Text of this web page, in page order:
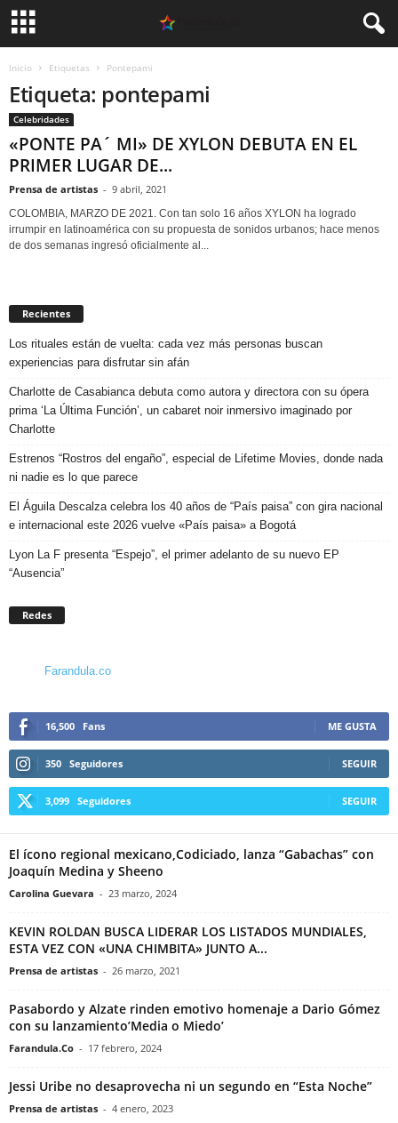
Inicio Etiquetas Pontepami
Etiqueta: pontepami
Celebridades
«PONTE PA´ MI» DE XYLON DEBUTA EN EL
PRIMER LUGAR DE...
Prensa de artistas - 9 abril, 2021
COLOMBIA, MARZO DE 2021. Con tan solo 16 años XYLON ha logrado
irrumpir en latinoamérica con su propuesta de sonidos urbanos; hace menos
de dos semanas ingresó oficialmente al...
Recientes
Los rituales están de vuelta: cada vez más personas buscan
experiencias para disfrutar sin afán
Charlotte de Casabianca debuta como autora y directora con su ópera
prima ‘La Última Función’, un cabaret noir inmersivo imaginado por
Charlotte
Estrenos “Rostros del engaño”, especial de Lifetime Movies, donde nada
ni nadie es lo que parece
El Águila Descalza celebra los 40 años de “País paisa” con gira nacional
e internacional este 2026 vuelve «País paisa» a Bogotá
Lyon La F presenta “Espejo”, el primer adelanto de su nuevo EP
“Ausencia”
Redes
Farandula.co
16,500 Fans ME GUSTA
350 Seguidores SEGUIR
3,099 Seguidores SEGUIR
El ícono regional mexicano,Codiciado, lanza “Gabachas” con
Joaquín Medina y Sheeno
Carolina Guevara - 23 marzo, 2024
KEVIN ROLDAN BUSCA LIDERAR LOS LISTADOS MUNDIALES,
ESTA VEZ CON «UNA CHIMBITA» JUNTO A...
Prensa de artistas - 26 marzo, 2021
Pasabordo y Alzate rinden emotivo homenaje a Dario Gómez
con su lanzamiento’Media o Miedo’
Farandula.Co - 17 febrero, 2024
Jessi Uribe no desaprovecha ni un segundo en “Esta Noche”
Prensa de artistas - 4 enero, 2023